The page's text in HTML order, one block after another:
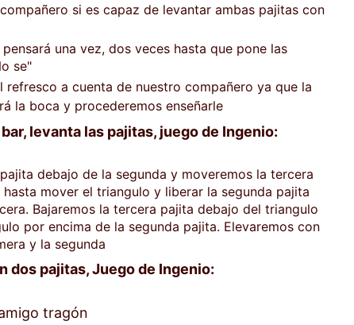
si es capaz de levantar ambas pajitas con
una vez, dos veces hasta que pone las
se"
refresco a cuenta de nuestro compañero ya que la
la boca y procederemos enseñarle
levanta las pajitas, juego de Ingenio:
debajo de la segunda y moveremos la tercera
mover el triangulo y liberar la segunda pajita
Bajaremos la tercera pajita debajo del triangulo
por encima de la segunda pajita. Elevaremos con
y la segunda
dos pajitas, Juego de Ingenio:
tragón